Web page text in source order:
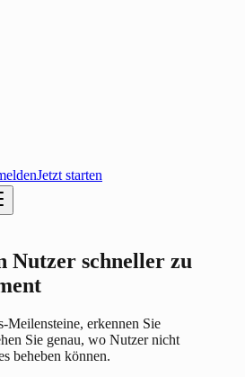
Jetzt starten
Nutzer schneller zu
erkennen Sie
Sie genau, wo Nutzer nicht
beheben können.